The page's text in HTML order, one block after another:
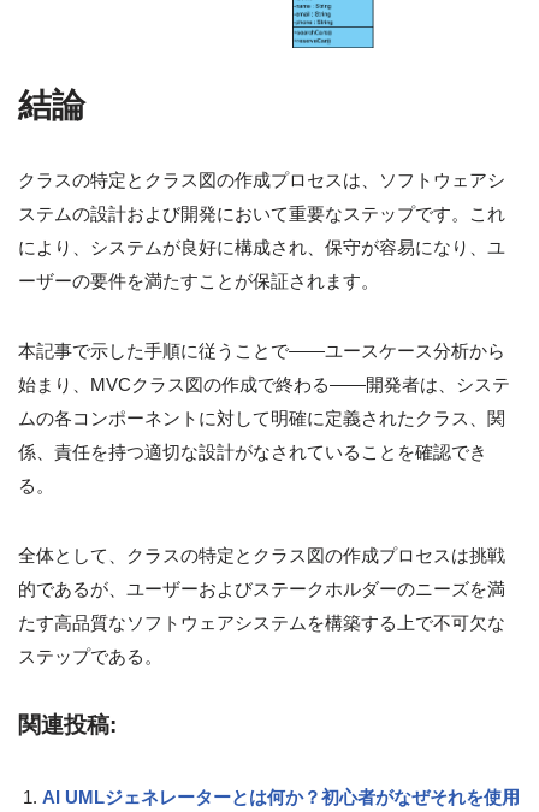
結論
クラスの特定とクラス図の作成プロセスは、ソフトウェアシ
ステムの設計および開発において重要なステップです。これ
により、システムが良好に構成され、保守が容易になり、ユ
ーザーの要件を満たすことが保証されます。
本記事で示した手順に従うことで——ユースケース分析から
始まり、MVCクラス図の作成で終わる——開発者は、システ
ムの各コンポーネントに対して明確に定義されたクラス、関
係、責任を持つ適切な設計がなされていることを確認でき
る。
全体として、クラスの特定とクラス図の作成プロセスは挑戦
的であるが、ユーザーおよびステークホルダーのニーズを満
たす高品質なソフトウェアシステムを構築する上で不可欠な
ステップである。
関連投稿:
AI UMLジェネレーターとは何か？初心者がなぜそれを使用